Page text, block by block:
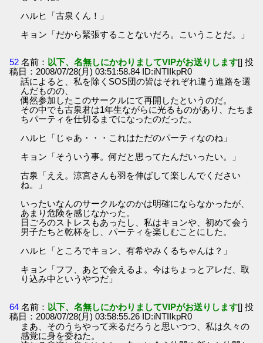
ハルヒ「古泉くん！」
キョン「だから緊張することないだろ。こいうことだ。」
52 名前： 以下、名無しにかわりましてVIPがお送りします[] 投
稿日：2008/07/28(月) 03:51:58.84 ID:iNTIIkpR0
話によると、私を除くSOS団の皆はそれぞれ違う進路を選
んだものの、
偶然参加したこのサークルにて再開したというのだ。
その中でも古泉君は1年生ながらに光るものがあり、たちま
ちパーティを仕切るまでになったのだった。
ハルヒ「じゃあ・・・これはただのパーティなのね」
キョン「そういう事。何だと思ってたんだいったい。」
古泉「ええ。涼宮さんも羽を伸ばして楽しんでください
ね。」
いったいなんのサークルなのかは明確にならなかったが、
あまり危険を感じなかった。
日ごろのストレスもあったし、私はキョンや、初めて会う
男子たちと乾杯をし、パーティを楽しむことにした。
ハルヒ「ところでキョン、有希やみくるちゃんは？」
キョン「フフ、あとで会えるよ。今はちょっとアレだ、取
り込み中というやつだ」
64 名前： 以下、名無しにかわりましてVIPがお送りします[] 投
稿日：2008/07/28(月) 03:58:55.26 ID:iNTIIkpR0
まあ、そのうちやって来るだろうと思いつつ、私は久々の
感覚に身を委ねた。